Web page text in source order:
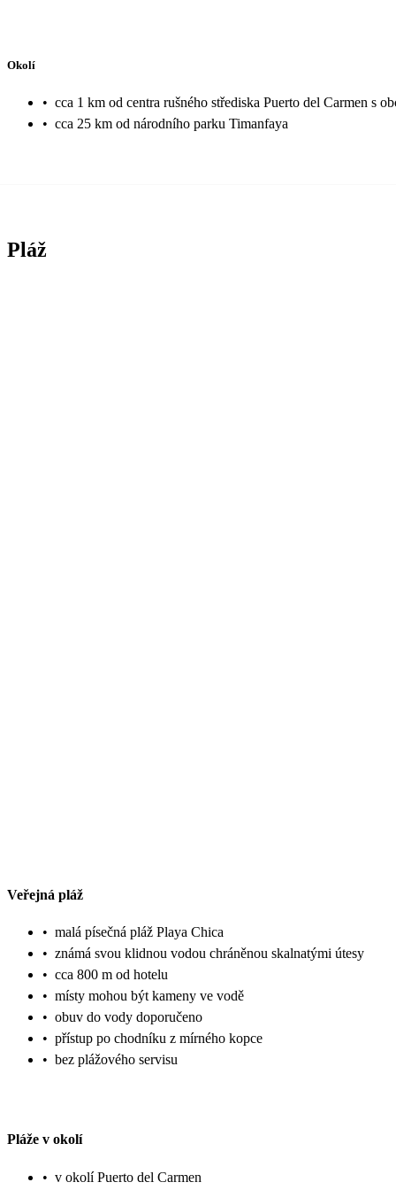
Okolí
• cca 1 km od centra rušného střediska Puerto del Carmen s
• cca 25 km od národního parku Timanfaya
Pláž
Veřejná pláž
• malá písečná pláž Playa Chica
• známá svou klidnou vodou chráněnou skalnatými útesy
• cca 800 m od hotelu
• místy mohou být kameny ve vodě
• obuv do vody doporučeno
• přístup po chodníku z mírného kopce
• bez plážového servisu
Pláže v okolí
• v okolí Puerto del Carmen